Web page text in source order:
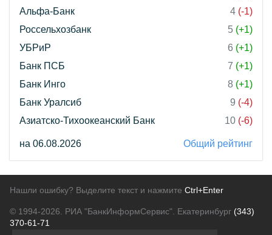
Альфа-Банк
4 (-1)
Россельхозбанк
5 (+1)
УБРиР
6 (+1)
Банк ПСБ
7 (+1)
Банк Инго
8 (+1)
Банк Уралсиб
9 (-4)
Азиатско-Тихоокеанский Банк
10 (-6)
на 06.08.2026 Общий рейтинг
Нашли ошибку? Выделите текст и нажмите Ctrl+Enter
© 1994-2026. РИА "БанкИнформСервис". Екатеринбург (343)
370-61-71